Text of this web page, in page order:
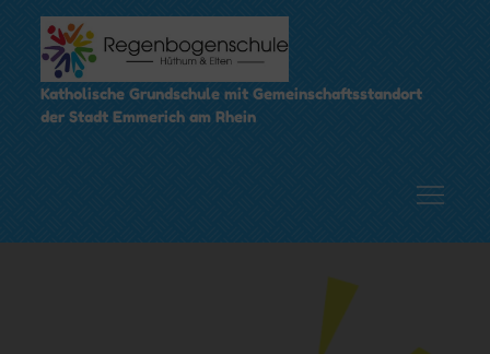
content
Katholische Grundschule mit Gemeinschaftsstandort
der Stadt Emmerich am Rhein